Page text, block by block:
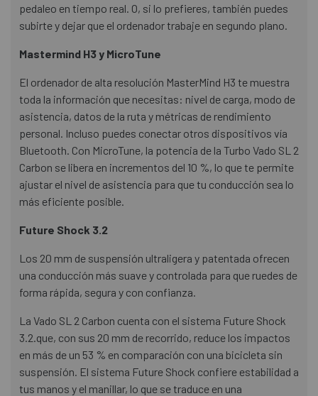
pedaleo en tiempo real. O, si lo prefieres, también puedes
subirte y dejar que el ordenador trabaje en segundo plano.
Mastermind H3 y MicroTune
El ordenador de alta resolución MasterMind H3 te muestra
toda la información que necesitas: nivel de carga, modo de
asistencia, datos de la ruta y métricas de rendimiento
personal. Incluso puedes conectar otros dispositivos vía
Bluetooth. Con MicroTune, la potencia de la Turbo Vado SL 2
Carbon se libera en incrementos del 10 %, lo que te permite
ajustar el nivel de asistencia para que tu conducción sea lo
más eficiente posible.
Future Shock 3.2
Los 20 mm de suspensión ultraligera y patentada ofrecen
una conducción más suave y controlada para que ruedes de
forma rápida, segura y con confianza.
La Vado SL 2 Carbon cuenta con el sistema Future Shock
3.2.que, con sus 20 mm de recorrido, reduce los impactos
en más de un 53 % en comparación con una bicicleta sin
suspensión. El sistema Future Shock confiere estabilidad a
tus manos y el manillar, lo que se traduce en una